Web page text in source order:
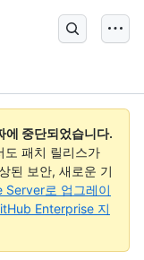
중단되었습니다.
도 패치 릴리스가
된 보안, 새로운 기
Server로 업그레이
Enterprise 지